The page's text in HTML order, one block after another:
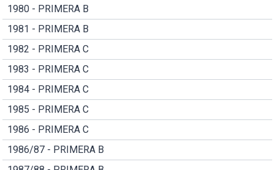
1980 - PRIMERA B
1981 - PRIMERA B
1982 - PRIMERA C
1983 - PRIMERA C
1984 - PRIMERA C
1985 - PRIMERA C
1986 - PRIMERA C
1986/87 - PRIMERA B